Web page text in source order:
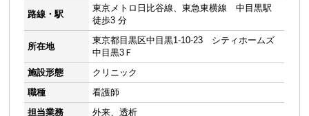
路線・駅
東京メトロ日比谷線、東急東横線 中目黒駅
徒歩3 分
所在地
東京都目黒区中目黒1-10-23 シティホームズ
中目黒3Ｆ
施設形態
クリニック
職種
看護師
担当業務
外来、透析